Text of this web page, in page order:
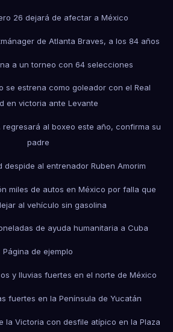
26 dejará de afectar a México
de Atlanta Braves, a los 84 años
a un torneo con 64 selecciones
se estrena como goleador con el Real
en victoria ante Levante
regresará al boxeo este año, confirma su
padre
despide al entrenador Ruben Amorim
miles de autos en México por falla que
al vehículo sin gasolina
de ayuda humanitaria a Cuba
Página de ejemplo
y lluvias fuertes en el norte de México
fuertes en la Península de Yucatán
la Victoria con desfile atípico en la Plaza